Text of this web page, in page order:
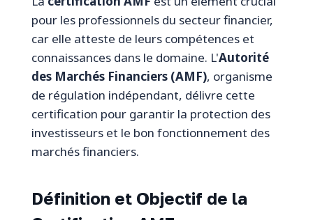
pour les professionnels du secteur financier,
car elle atteste de leurs compétences et
connaissances dans le domaine. L'Autorité
des Marchés Financiers (AMF), organisme
de régulation indépendant, délivre cette
certification pour garantir la protection des
investisseurs et le bon fonctionnement des
marchés financiers.
Définition et Objectif de la